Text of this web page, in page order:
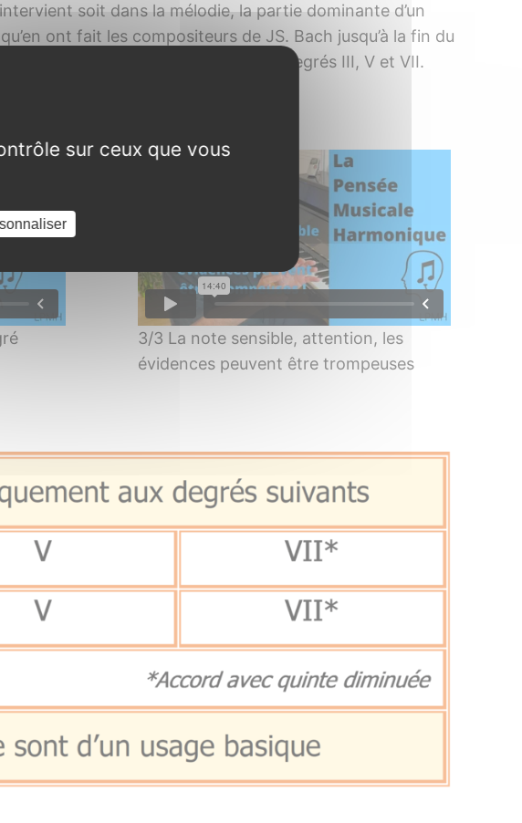
soit dans la mélodie, la partie dominante d’un
ont fait les compositeurs de JS. Bach jusqu’à la fin du
en mineur, aux accords des degrés III, V et VII.
3/3 La note sensible, attention, les
évidences peuvent être trompeuses
sur ceux que vous